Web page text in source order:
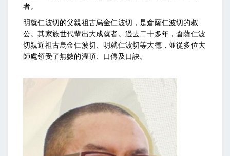
者。
明就仁波切的父親祖古烏金仁波切，是倉薩仁波切的叔
公。其家族世代輩出大成就者。過去二十多年，倉薩仁波
切親近祖古烏金仁波切、明就仁波切等大德，並從多位大
師處領受了無數的灌頂、口傳及口訣。